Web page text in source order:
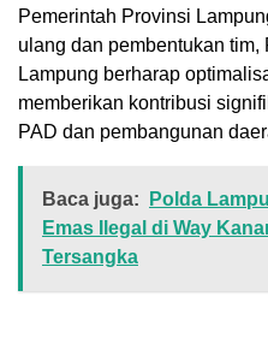
Pemerintah Provinsi
ulang dan pembentukan tim,
Lampung berharap
memberikan kontribusi
PAD dan pembangunan
Baca juga:
Polda
Emas Ilegal di Way
Tersangka